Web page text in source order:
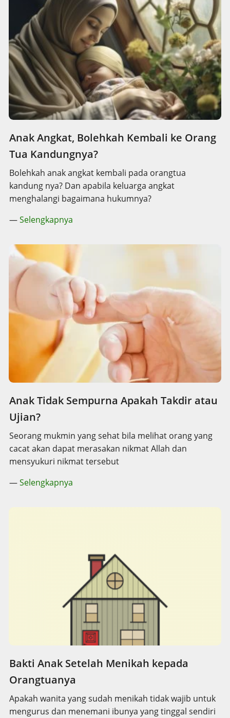
Anak Angkat, Bolehkah Kembali ke Orang
Tua Kandungnya?
Bolehkah anak angkat kembali pada orangtua
kandung nya? Dan apabila keluarga angkat
menghalangi bagaimana hukumnya?
—Selengkapnya
Anak Tidak Sempurna Apakah Takdir atau
Ujian?
Seorang mukmin yang sehat bila melihat orang yang
cacat akan dapat merasakan nikmat Allah dan
mensyukuri nikmat tersebut
—Selengkapnya
Bakti Anak Setelah Menikah kepada
Orangtuanya
Apakah wanita yang sudah menikah tidak wajib untuk
mengurus dan menemani ibunya yang tinggal sendiri